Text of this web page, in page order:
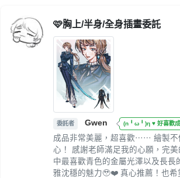
🩷胸上/半身/全身插畫委託
委託者 Gwen (n╹ω╹)η ♥ 好喜歡
成品非常美麗，超喜歡⋯⋯ 繪製不
心！ 感謝老師滿足我的心願，完
中最喜歡青色的金屬光澤以及長
雅沈穩的魅力🥹❤️ 真心推薦！也希